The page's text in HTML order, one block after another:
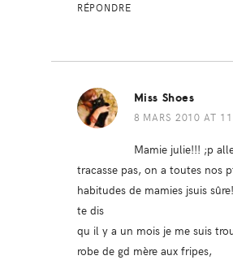
RÉPONDRE
Miss Shoes
8 MARS 2010 AT
Mamie julie!!! ;p
tracasse pas, on a toutes nos
habitudes de mamies jsuis
te dis
qu il y a un mois je me suis
robe de gd mère aux fripes,